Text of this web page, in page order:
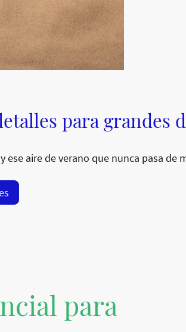
para grandes
ese aire de verano que nunca pasa de
para